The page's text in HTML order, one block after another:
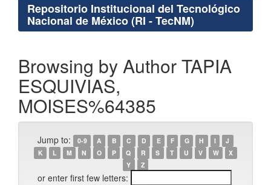
Repositorio Institucional del Tecnológico
Nacional de México (RI - TecNM)
Browsing by Author TAPIA
ESQUIVIAS,
MOISES%64385
Jump to: 0-9 A B C D E F G H I
J
K
L M N O P Q R S T U V W
X
Y
Z
or enter first few letters: